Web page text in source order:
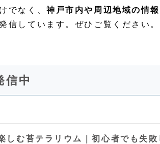
でなく、神戸市内や周辺地域の情報
信しています。ぜひご覧ください。
信中
しむ苔テラリウム｜初心者でも失